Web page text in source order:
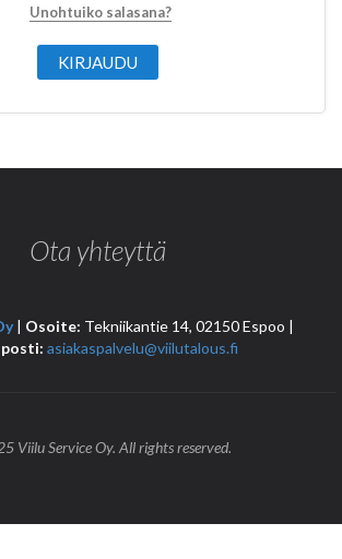
Unohtuiko salasana?
Ota yhteyttä
| Osoite: Tekniikantie 14, 02150 Espoo |
asiakaspalvelu@viilutalous.fi
Viilu Service Oy. All rights reserved.